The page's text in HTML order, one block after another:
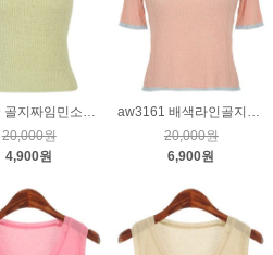
ba0169 골지짜임민소매니트_연노랑
20,000원
4,900원
aw3161 배색라인골지니트_핑크
20,000원
6,900원